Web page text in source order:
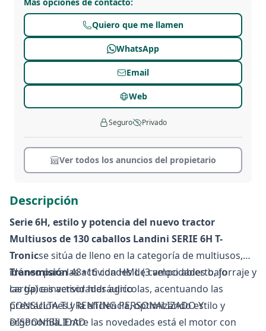
Descripción
Serie 6H, estilo y potencia del nuevo tractor
Multiusos de 130 caballos Landini SERIE 6H T-
Tronicse sitúa de lleno en la categoría de multiusos,
idóneo para las actividades de campo abierto, forraje y
las típicas actividades agrícolas, acentuando las
prestaciones y la eficiencia, optimizando estilo y
ergonomía. Entre las novedades está el motor con
Transmisión48+16 con HML (3 velocidades bajo
carga) e inversor hidráulico
CONSULTA TU RENTING PERSONALIZADO Y
DISPONIBILIDAD
Quiero que me llamen
WhatsApp
Email
Web
Seguro Privado
Ver todos los anuncios del propietario